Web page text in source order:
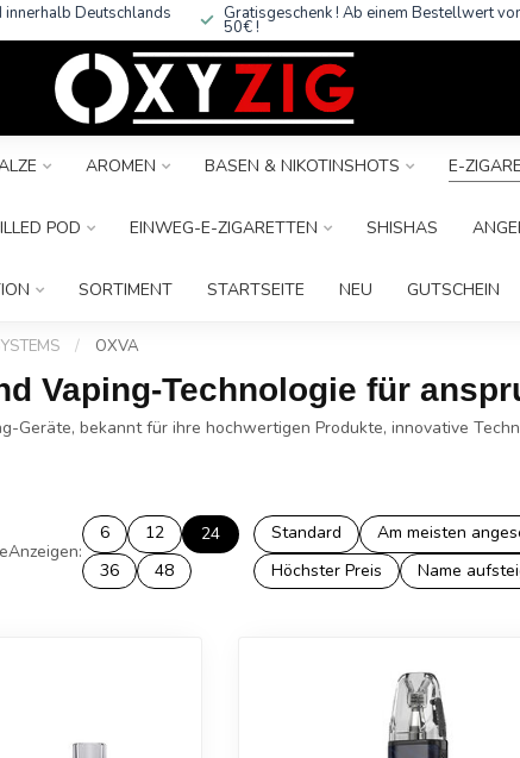
Deutschlands Gratisgeschenk ! Ab einem Bestellwert
50€ !
AROMEN BASEN & NIKOTINSHOTS E-
POD EINWEG-E-ZIGARETTEN SHISHAS
SORTIMENT STARTSEITE NEU GUTSCHEIN
/ OXVA
Vaping-Technologie für
bekannt für ihre hochwertigen Produkte, innovative
Anzeigen:
6 12
24
36
48
Standard Am meisten
Höchster Preis
Name